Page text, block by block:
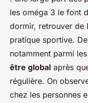
les oméga 3 le font
dormir, retrouver de
pratique sportive.
notamment parmi
être global après
régulière. On
chez les personnes